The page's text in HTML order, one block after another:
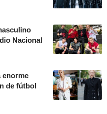
Nacional
enorme
de fútbol